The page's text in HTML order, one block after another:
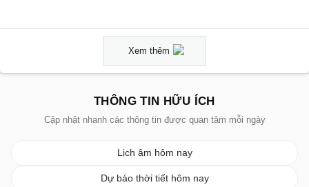
Xem thêm
THÔNG TIN HỮU ÍCH
Cập nhật nhanh các thông tin được quan tâm mỗi ngày
Lịch âm hôm nay
Dự báo thời tiết hôm nay